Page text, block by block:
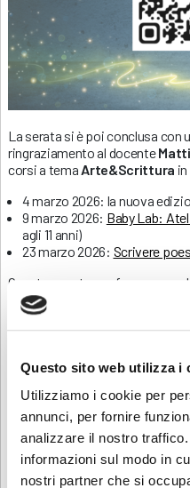
Questo sito web utilizza i
Utilizziamo i cookie per
annunci, per fornire
analizzare il nostro
informazioni sul modo in
nostri partner che si
La serata si è poi conclusa con
ringraziamento al docente
corsi a tema Arte&Scrittura
4 marzo 2026: la nuova
9 marzo 2026: Baby Lab:
agli 11 anni)
23 marzo 2026: Scrivere
Questo evento conferma
strumento di espressione
pronto a dare vita a nuove
ABF.